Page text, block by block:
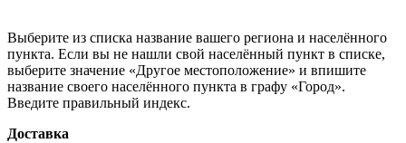
Выберите из списка название вашего региона и населённого
пункта. Если вы не нашли свой населённый пункт в списке,
выберите значение «Другое местоположение» и впишите
название своего населённого пункта в графу «Город».
Введите правильный индекс.
Доставка